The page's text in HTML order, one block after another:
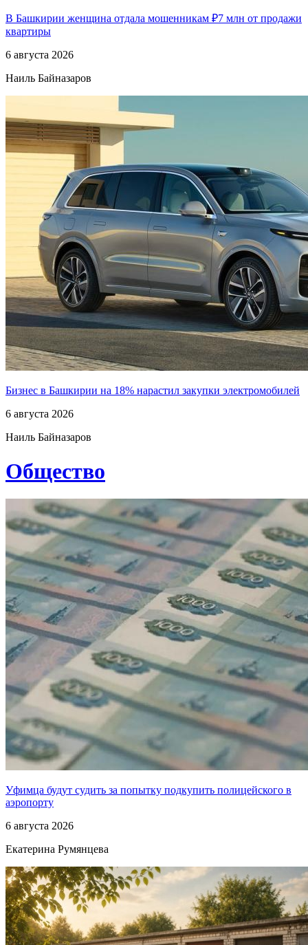
В Башкирии женщина отдала мошенникам ₽7 млн от продажи
квартиры
6 августа 2026
Наиль Байназаров
Бизнес в Башкирии на 18% нарастил закупки электромобилей
6 августа 2026
Наиль Байназаров
Общество
Уфимца будут судить за попытку подкупить полицейского в
аэропорту
6 августа 2026
Екатерина Румянцева